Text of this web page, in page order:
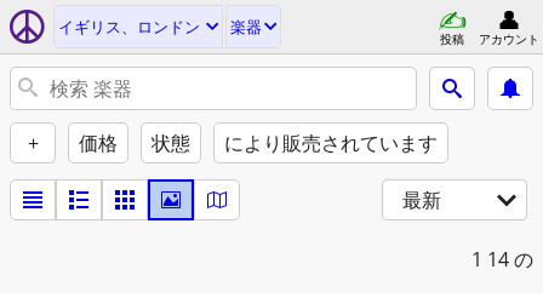
イギリス、ロンドン 楽器
投稿 アカウント
+ 価格 状態 により販売されています
最新
1 14 の